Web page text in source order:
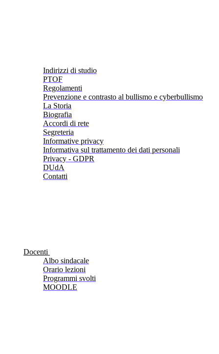
Indirizzi di studio
PTOF
Regolamenti
Prevenzione e contrasto al bullismo e cyberbullismo
La Storia
Biografia
Accordi di rete
Segreteria
Informative privacy
Informativa sul trattamento dei dati personali
Privacy - GDPR
DUdA
Contatti
Docenti
Albo sindacale
Orario lezioni
Programmi svolti
MOODLE